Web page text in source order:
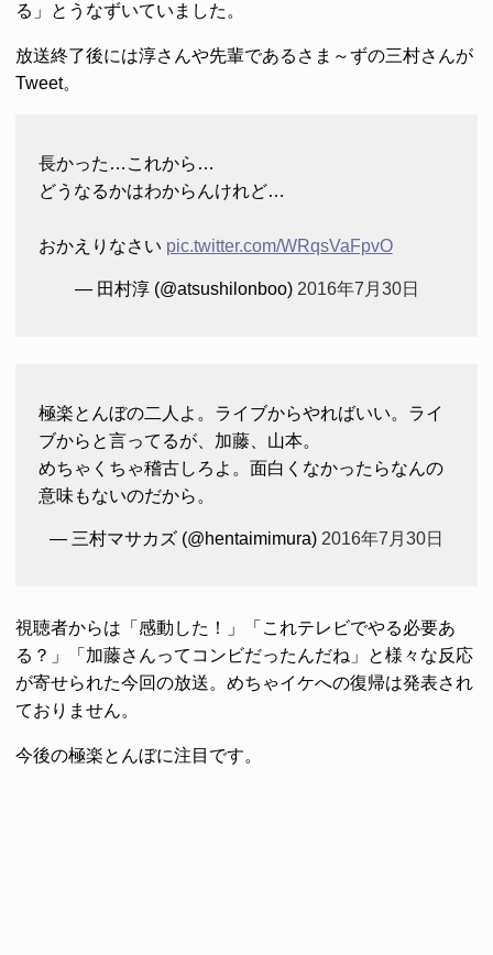
る」とうなずいていました。
放送終了後には淳さんや先輩であるさま～ずの三村さんが
Tweet。
長かった…これから…
どうなるかはわからんけれど…
おかえりなさい pic.twitter.com/WRqsVaFpvO
— 田村淳 (@atsushilonboo) 2016年7月30日
極楽とんぼの二人よ。ライブからやればいい。ライ
ブからと言ってるが、加藤、山本。
めちゃくちゃ稽古しろよ。面白くなかったらなんの
意味もないのだから。
— 三村マサカズ (@hentaimimura) 2016年7月30日
視聴者からは「感動した！」「これテレビでやる必要あ
る？」「加藤さんってコンビだったんだね」と様々な反応
が寄せられた今回の放送。めちゃイケへの復帰は発表され
ておりません。
今後の極楽とんぼに注目です。